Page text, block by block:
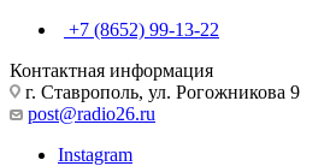
+7 (8652) 99-13-22
Контактная информация
г. Ставрополь, ул. Рогожникова 9
post@radio26.ru
Instagram